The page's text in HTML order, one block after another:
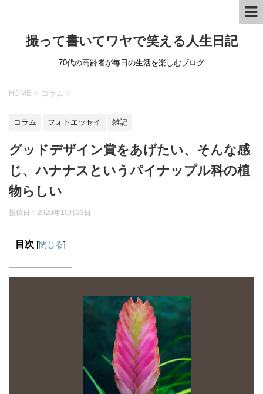
撮って書いてワヤで笑える人生日記
70代の高齢者が毎日の生活を楽しむブログ
HOME > コラム >
コラム フォトエッセイ 雑記
グッドデザイン賞をあげたい、そんな感
じ、ハナナスというパイナップル科の植
物らしい
投稿日： 2020年10月23日
目次 [閉じる]